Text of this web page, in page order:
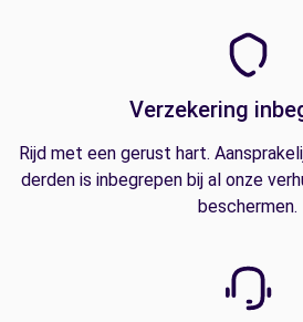
Verzekering
Rijd met een gerust hart.
derden is inbegrepen bij al onze
beschermen.